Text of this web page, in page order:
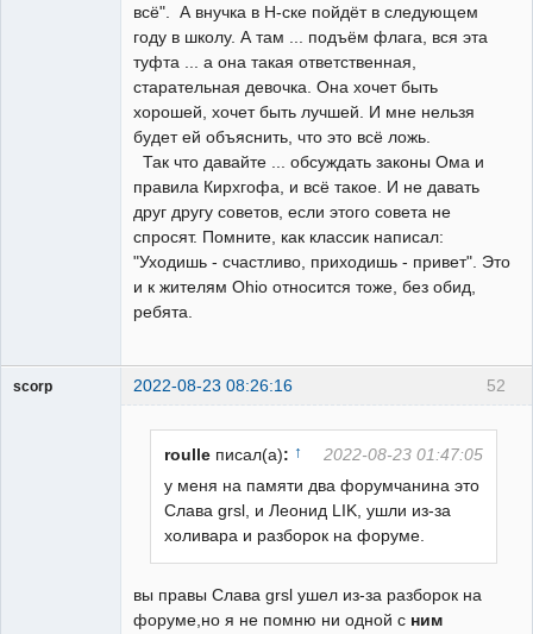
всё". А внучка в Н-ске пойдёт в следующем
году в школу. А там ... подъём флага, вся эта
туфта ... а она такая ответственная,
старательная девочка. Она хочет быть
хорошей, хочет быть лучшей. И мне нельзя
будет ей объяснить, что это всё ложь.
Так что давайте ... обсуждать законы Ома и
правила Кирхгофа, и всё такое. И не давать
друг другу советов, если этого совета не
спросят. Помните, как классик написал:
"Уходишь - счастливо, приходишь - привет". Это
и к жителям Ohio относится тоже, без обид,
ребята.
52
scorp 2022-08-23 08:26:16
roulle писал(а): ↑
2022-08-23 01:47:05
у меня на памяти два форумчанина это
Слава grsl, и Леонид LIK, ушли из-за
холивара и разборок на форуме.
вы правы Слава grsl ушел из-за разборок на
форуме,но я не помню ни одной с ним